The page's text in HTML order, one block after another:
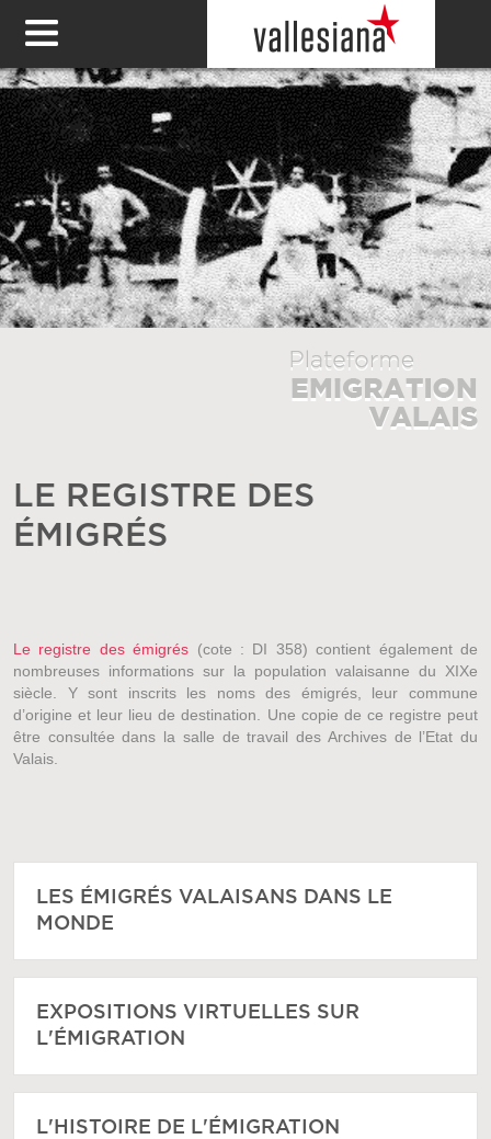
LE REGISTRE DES
ÉMIGRÉS
Le registre des émigrés (cote : DI 358) contient également de
nombreuses informations sur la population valaisanne du XIXe
siècle. Y sont inscrits les noms des émigrés, leur commune
d’origine et leur lieu de destination. Une copie de ce registre peut
être consultée dans la salle de travail des Archives de l’Etat du
Valais.
LES ÉMIGRÉS VALAISANS DANS LE
MONDE
EXPOSITIONS VIRTUELLES SUR
L'ÉMIGRATION
L'HISTOIRE DE L'ÉMIGRATION